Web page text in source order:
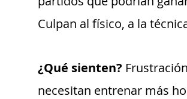
Culpan al físico, a la
¿Qué sienten?
necesitan entrenar más